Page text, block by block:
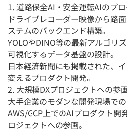
1. 道路保全AI・安全運転AIのプ
ドライブレコーダー映像から路
ステムのバックエンド構築。
YOLOやDINO等の最新アルゴリ
可視化するデータ基盤の設計。
日本経済新聞にも掲載された、
変えるプロダクト開発。
2. 大規模DXプロジェクトへの参
大手企業のモダンな開発現場で
AWS/GCP上でのAIプロダクト開
ロジェクトへの参画。